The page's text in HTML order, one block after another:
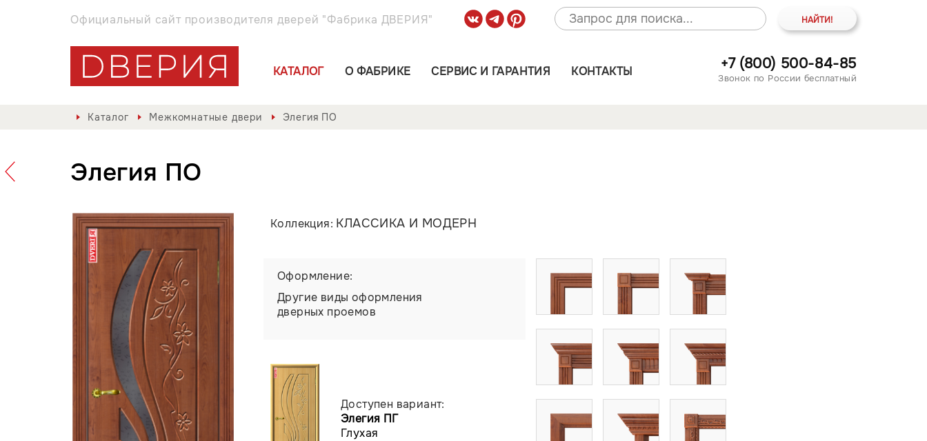
Официальный сайт производителя дверей "Фабрика ДВЕРИЯ"
КАТАЛОГ О ФАБРИКЕ СЕРВИС И ГАРАНТИЯ КОНТАКТЫ +7 (800) 500-84-85
Звонок по России бесплатный
Каталог Межкомнатные двери Элегия ПО
Элегия ПО
Коллекция: КЛАССИКА И МОДЕРН
Оформление:
Другие виды оформления
дверных проемов
Доступен вариант:
Элегия ПГ
Глухая